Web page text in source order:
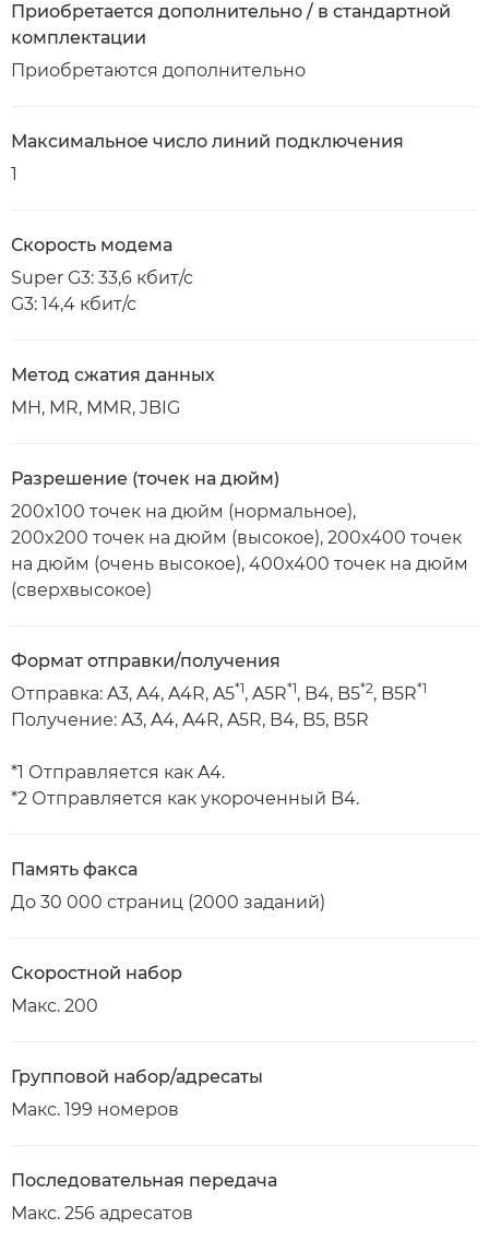
Приобретается дополнительно / в стандартной
комплектации
Приобретаются дополнительно
Максимальное число линий подключения
1
Скорость модема
Super G3: 33,6 кбит/с
G3: 14,4 кбит/с
Метод сжатия данных
MH, MR, MMR, JBIG
Разрешение (точек на дюйм)
200x100 точек на дюйм (нормальное),
200x200 точек на дюйм (высокое), 200x400 точек
на дюйм (очень высокое), 400x400 точек на дюйм
(сверхвысокое)
Формат отправки/получения
Отправка: A3, A4, A4R, A5*1, A5R*1, B4, B5*2, B5R*1
Получение: A3, A4, A4R, A5R, B4, B5, B5R
*1 Отправляется как A4.
*2 Отправляется как укороченный B4.
Память факса
До 30 000 страниц (2000 заданий)
Скоростной набор
Макс. 200
Групповой набор/адресаты
Макс. 199 номеров
Последовательная передача
Макс. 256 адресатов